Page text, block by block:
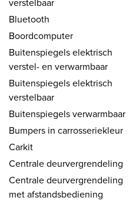
Bluetooth
Boordcomputer
Buitenspiegels elektrisch
verstel- en verwarmbaar
Buitenspiegels elektrisch
verstelbaar
Buitenspiegels verwarmbaar
Bumpers in carrosseriekleur
Carkit
Centrale deurvergrendeling
Centrale deurvergrendeling
met afstandsbediening